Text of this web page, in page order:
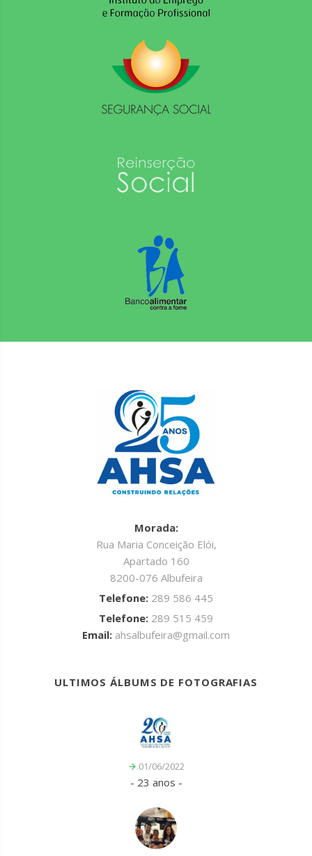
Morada:
Rua Maria Conceição Elói,
Apartado 160
8200-076 Albufeira
Telefone: 289 586 445
Telefone: 289 515 459
Email: ahsalbufeira@gmail.com
ULTIMOS ÁLBUMS DE FOTOGRAFIAS
01/06/2022
- 23 anos -